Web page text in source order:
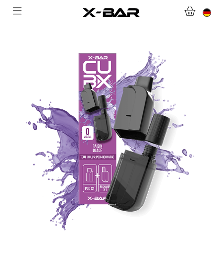
KONTAKTIERE UNS.
WERDEN SIE X-BAR-GROSSHÄNDLER
MEIN KONTO